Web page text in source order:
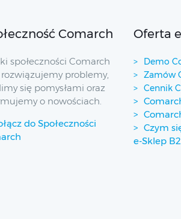
Comarch
społeczności Comarch
rozwiązujemy problemy,
się pomysłami oraz
o nowościach.
do Społeczności
Oferta
Demo
Zamów
Cennik
Czym
e-Sklep